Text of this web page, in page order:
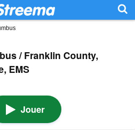
/ Franklin County,
EMS
Jouer